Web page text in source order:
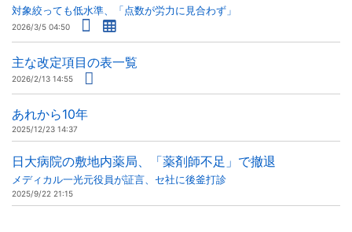
対象絞っても低水準、「点数が労力に見合わず」
2026/3/5 04:50
主な改定項目の表一覧
2026/2/13 14:55
あれから10年
2025/12/23 14:37
日大病院の敷地内薬局、「薬剤師不足」で撤退
メディカル一光元役員が証言、セ社に後釜打診
2025/9/22 21:15